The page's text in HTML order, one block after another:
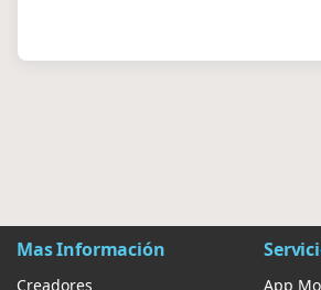
Mas Información
Creadores App